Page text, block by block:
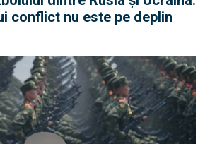
conflict nu este pe deplin